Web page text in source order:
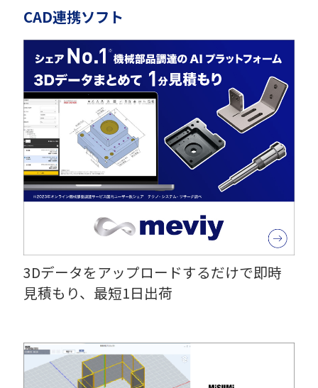
CAD連携ソフト
3Dデータをアップロードするだけで即時
見積もり、最短1日出荷